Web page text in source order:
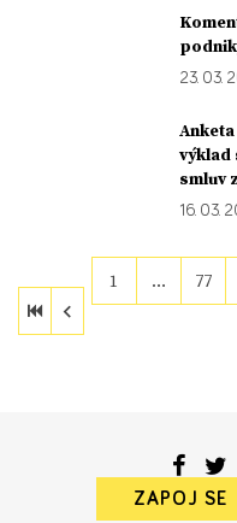
23. 03.
výklad
smluv
16. 03.
1 … 77
ZAPOJ SE